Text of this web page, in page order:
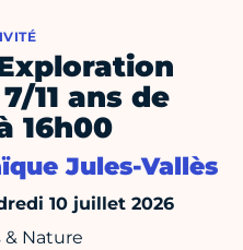
11 ans de
16h00
Jules-Vallès
10 juillet 2026
& Nature